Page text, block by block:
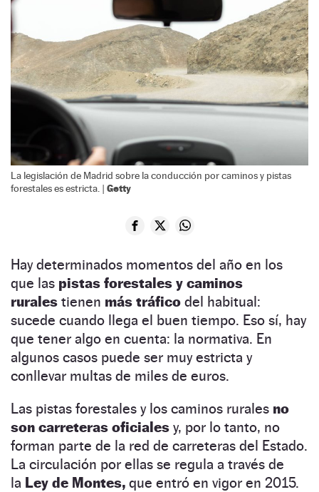
La legislación de Madrid sobre la conducción por caminos y pistas
forestales es estricta. | Getty
Hay determinados momentos del año en los
que las pistas forestales y caminos
rurales tienen más tráfico del habitual:
sucede cuando llega el buen tiempo. Eso sí, hay
que tener algo en cuenta: la normativa. En
algunos casos puede ser muy estricta y
conllevar multas de miles de euros.
Las pistas forestales y los caminos rurales no
son carreteras oficiales y, por lo tanto, no
forman parte de la red de carreteras del Estado.
La circulación por ellas se regula a través de
la Ley de Montes, que entró en vigor en 2015.